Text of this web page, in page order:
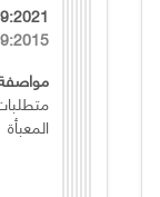
المعبأة